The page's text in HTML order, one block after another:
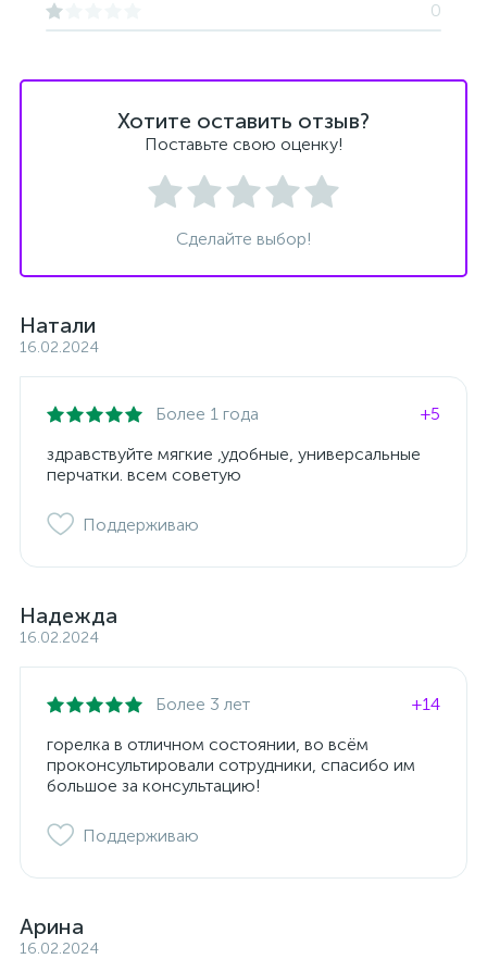
Хотите оставить отзыв?
Поставьте свою оценку!
Сделайте выбор!
Натали
16.02.2024
Более 1 года
+5
здравствуйте мягкие ,удобные, универсальные
перчатки. всем советую
Поддерживаю
Надежда
16.02.2024
Более 3 лет
+14
горелка в отличном состоянии, во всём
проконсультировали сотрудники, спасибо им
большое за консультацию!
Поддерживаю
Арина
16.02.2024
0